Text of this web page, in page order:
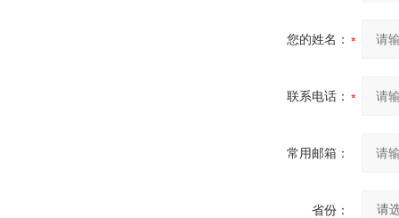
您的姓名：
联系电话：
常用邮箱：
省份：